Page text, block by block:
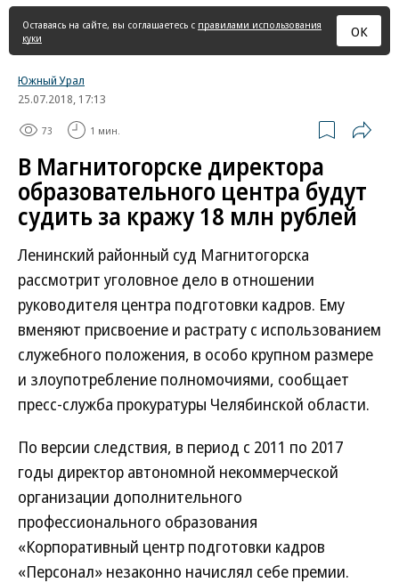
страница
Оставаясь на сайте, вы соглашаетесь с правилами использования
куки
ОК
Южный Урал
25.07.2018, 17:13
73 1 мин.
В Магнитогорске директора
образовательного центра будут
судить за кражу 18 млн рублей
Ленинский районный суд Магнитогорска
рассмотрит уголовное дело в отношении
руководителя центра подготовки кадров. Ему
вменяют присвоение и растрату с использованием
служебного положения, в особо крупном размере
и злоупотребление полномочиями, сообщает
пресс-служба прокуратуры Челябинской области.
По версии следствия, в период с 2011 по 2017
годы директор автономной некоммерческой
организации дополнительного
профессионального образования
«Корпоративный центр подготовки кадров
«Персонал» незаконно начислял себе премии.